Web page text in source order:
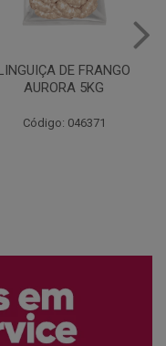
QUEIJO MUSSARELA
FATIADO PAKAN 200G
Código: 061522